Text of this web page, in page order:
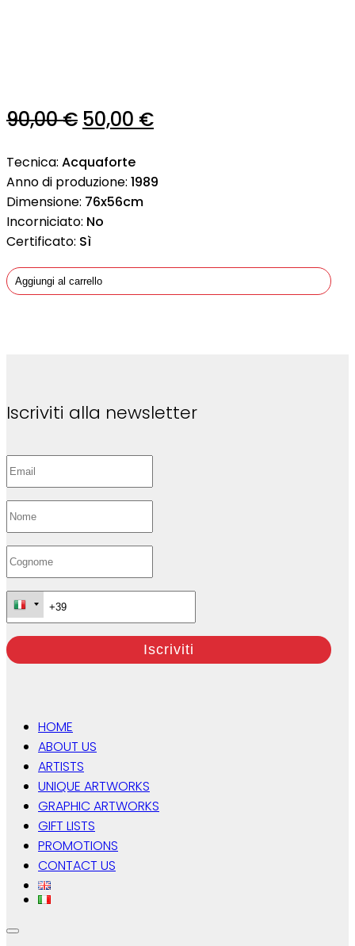
90,00€ Il
originale
era:
90,00 €.
50,00 €Il
attuale
Tecnica: Acquaforte
Anno di produzione: 1989
Dimensione: 76x56cm
Incorniciato: No
Certificato: Sì
Aggiungi al carrello
Iscriviti alla newsletter
HOME
ABOUT US
ARTISTS
UNIQUE ARTWORKS
GRAPHIC ARTWORKS
GIFT LISTS
PROMOTIONS
CONTACT US